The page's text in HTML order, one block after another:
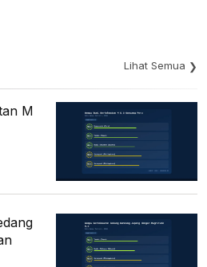
Lihat Semua
M